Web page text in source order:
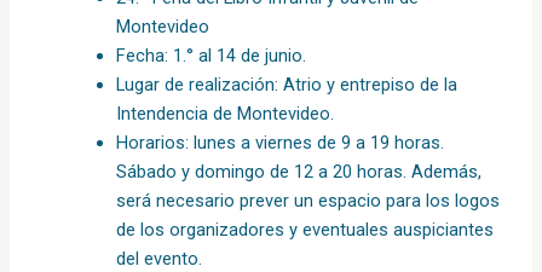
Montevideo
Fecha: 1.° al 14 de junio.
Lugar de realización: Atrio y entrepiso de la
Intendencia de Montevideo.
Horarios: lunes a viernes de 9 a 19 horas.
Sábado y domingo de 12 a 20 horas. Además,
será necesario prever un espacio para los logos
de los organizadores y eventuales auspiciantes
del evento.